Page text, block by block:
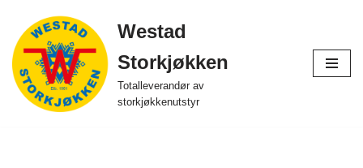
Hopp
til
innholdet
Westad
Storkjøkken
Totalleverandør av
storkjøkkenutstyr